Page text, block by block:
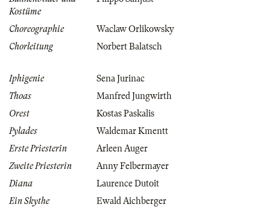
Kostüme
Choreographie
Waclaw Orlikowsky
Chorleitung
Norbert Balatsch
Iphigenie
Sena Jurinac
Thoas
Manfred Jungwirth
Orest
Kostas Paskalis
Pylades
Waldemar Kmentt
Erste Priesterin
Arleen Auger
Zweite Priesterin
Anny Felbermayer
Diana
Laurence Dutoit
Ein Skythe
Ewald Aichberger